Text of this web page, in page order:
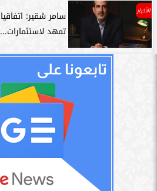
الأخبار
تمهد لاستثمارات...